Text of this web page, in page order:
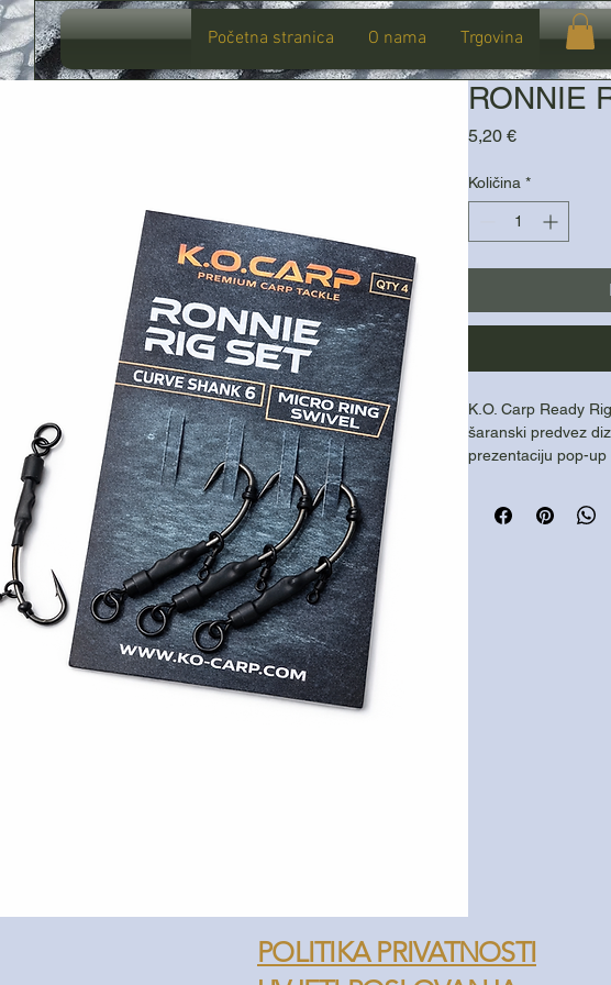
Početna stranica O nama Trgovina
RONNIE
5,20 €Cijena
Količina *
K.O. Carp Ready
šaranski predvez
prezentaciju pop-
swivelom koji
sigurno kačenje ribe.
POLITIKA PRIVATNOSTI